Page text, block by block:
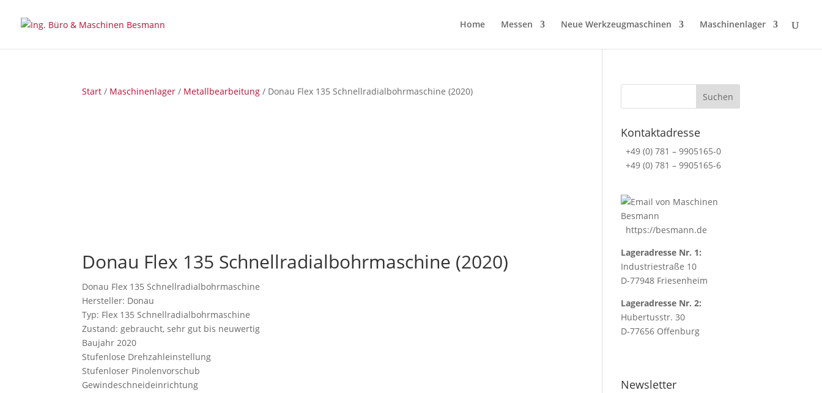
Home Messen Neue Werkzeugmaschinen Maschinenlager
Start / Maschinenlager / Metallbearbeitung / Donau Flex 135 Schnellradialbohrmaschine (2020)
Donau Flex 135 Schnellradialbohrmaschine (2020)
Donau Flex 135 Schnellradialbohrmaschine
Hersteller: Donau
Typ: Flex 135 Schnellradialbohrmaschine
Zustand: gebraucht, sehr gut bis neuwertig
Baujahr 2020
Stufenlose Drehzahleinstellung
Stufenloser Pinolenvorschub
Gewindeschneideinrichtung
Kontaktadresse
+49 (0) 781 – 9905165-0
+49 (0) 781 – 9905165-6
https://besmann.de
Lageradresse Nr. 1:
Industriestraße 10
D-77948 Friesenheim
Lageradresse Nr. 2:
Hubertusstr. 30
D-77656 Offenburg
Newsletter